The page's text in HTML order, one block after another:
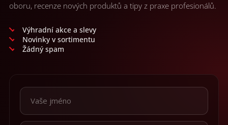
oboru, recenze nových produktů a tipy z praxe profesionálů.
Výhradní akce a slevy
Novinky v sortimentu
Žádný spam